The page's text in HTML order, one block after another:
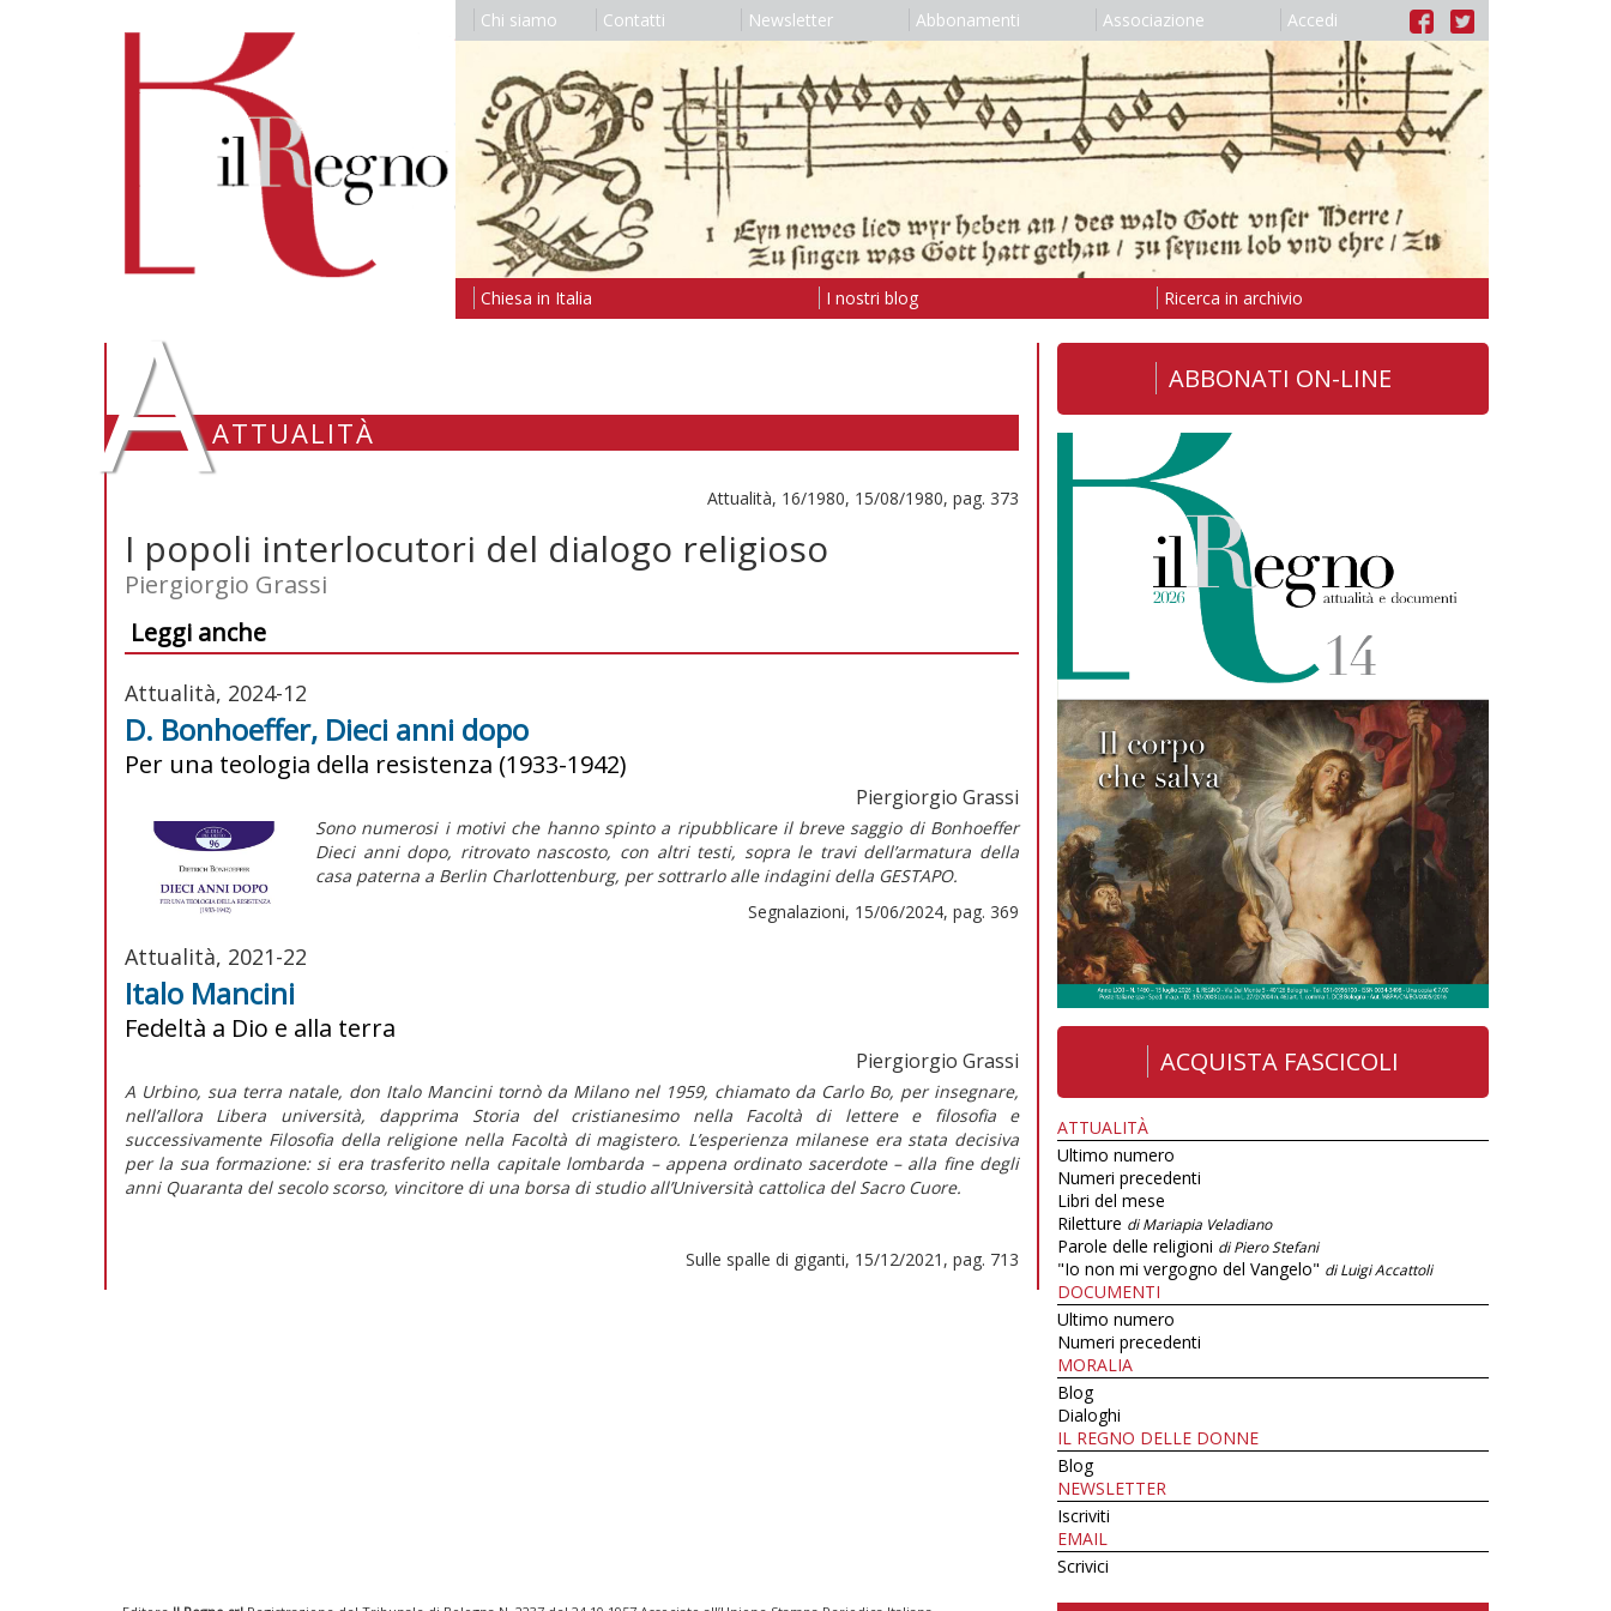
Chi siamo Contatti Newsletter Abbonamenti Associazione Accedi
Chiesa in Italia I nostri blog Ricerca in archivio
AATTUALITÀ
Attualità, 16/1980, 15/08/1980, pag. 373
I popoli interlocutori del dialogo religioso
Piergiorgio Grassi
Leggi anche
Attualità, 2024-12
D. Bonhoeffer, Dieci anni dopo
Per una teologia della resistenza (1933-1942)
Piergiorgio Grassi
Sono numerosi i motivi che hanno spinto a ripubblicare il breve saggio di Bonhoeffer
Dieci anni dopo, ritrovato nascosto, con altri testi, sopra le travi dell’armatura della
casa paterna a Berlin Charlottenburg, per sottrarlo alle indagini della GESTAPO.
Segnalazioni, 15/06/2024, pag. 369
Attualità, 2021-22
Italo Mancini
Fedeltà a Dio e alla terra
Piergiorgio Grassi
A Urbino, sua terra natale, don Italo Mancini tornò da Milano nel 1959, chiamato da Carlo Bo, per insegnare,
nell’allora Libera università, dapprima Storia del cristianesimo nella Facoltà di lettere e filosofia e
successivamente Filosofia della religione nella Facoltà di magistero. L’esperienza milanese era stata decisiva
per la sua formazione: si era trasferito nella capitale lombarda – appena ordinato sacerdote – alla fine degli
anni Quaranta del secolo scorso, vincitore di una borsa di studio all’Università cattolica del Sacro Cuore.
Sulle spalle di giganti, 15/12/2021, pag. 713
ABBONATI ON-LINE
ACQUISTA FASCICOLI
ATTUALITÀ
Ultimo numero
Numeri precedenti
Libri del mese
Riletture di Mariapia Veladiano
Parole delle religioni di Piero Stefani
"Io non mi vergogno del Vangelo" di Luigi Accattoli
DOCUMENTI
Ultimo numero
Numeri precedenti
MORALIA
Blog
Dialoghi
IL REGNO DELLE DONNE
Blog
NEWSLETTER
Iscriviti
EMAIL
Scrivici